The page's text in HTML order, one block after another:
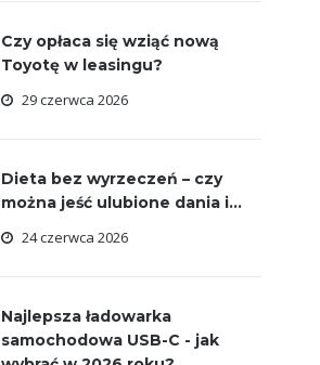
Czy opłaca się wziąć nową
Toyotę w leasingu?
29 czerwca 2026
Dieta bez wyrzeczeń – czy
można jeść ulubione dania i...
24 czerwca 2026
Najlepsza ładowarka
samochodowa USB-C - jak